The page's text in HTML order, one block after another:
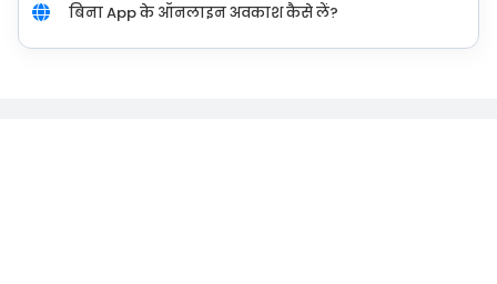
बिना App के ऑनलाइन अवकाश कैसे लें?